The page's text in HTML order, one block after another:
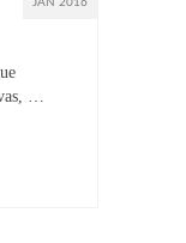
JAN 2016
…